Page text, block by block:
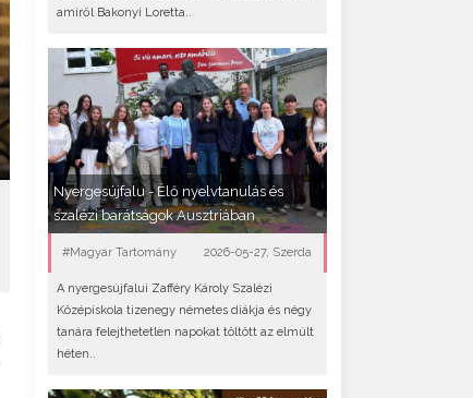
amiről Bakonyi Loretta..
Nyergesújfalu - Élő nyelvtanulás és
szalézi barátságok Ausztriában
#Magyar Tartomány 2026-05-27, Szerda
A nyergesújfalui Zafféry Károly Szalézi
Középiskola tizenegy németes diákja és négy
tanára felejthetetlen napokat töltött az elmúlt
héten..